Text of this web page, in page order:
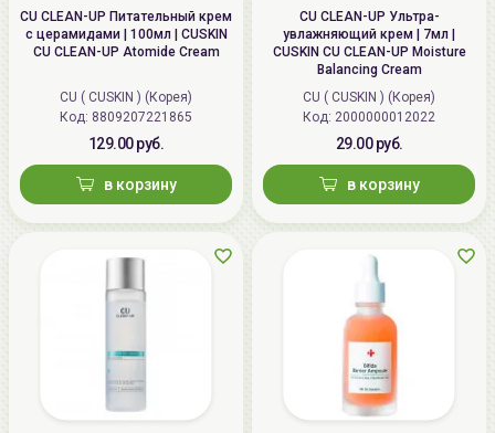
CU CLEAN-UP Питательный крем
с церамидами | 100мл | CUSKIN
CU CLEAN-UP Atomide Cream
CU ( CUSKIN ) (Корея)
Код: 8809207221865
129.00 руб.
в корзину
CU CLEAN-UP Ультра-
увлажняющий крем | 7мл |
CUSKIN CU CLEAN-UP Moisture
Balancing Cream
CU ( CUSKIN ) (Корея)
Код: 2000000012022
29.00 руб.
в корзину